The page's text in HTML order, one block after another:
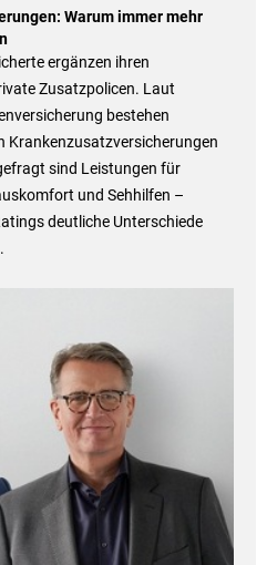
Warum immer mehr
ergänzen ihren
Zusatzpolicen. Laut
bestehen
Krankenzusatzversicherungen
sind Leistungen für
und Sehhilfen –
deutliche Unterschiede